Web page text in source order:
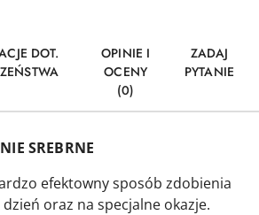
DOT.
OPINIE I
OCENY
(0)
ZADAJ
PYTANIE
SREBRNE
efektowny sposób zdobienia
oraz na specjalne okazje.